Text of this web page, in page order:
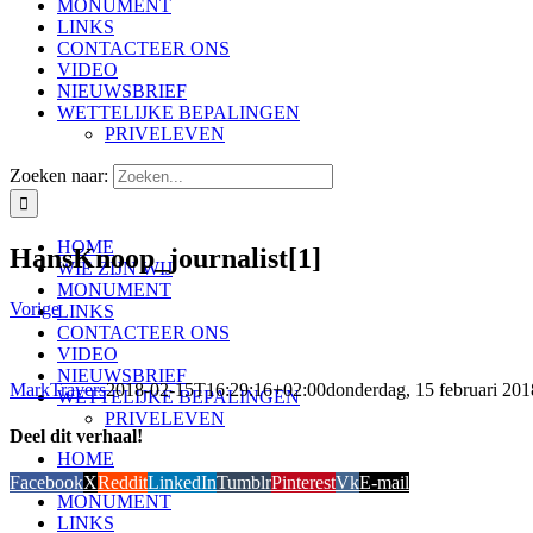
MONUMENT
LINKS
CONTACTEER ONS
VIDEO
NIEUWSBRIEF
WETTELIJKE BEPALINGEN
PRIVELEVEN
Zoeken naar:
HOME
WIE ZIJN WIJ
MONUMENT
LINKS
CONTACTEER ONS
VIDEO
NIEUWSBRIEF
WETTELIJKE BEPALINGEN
PRIVELEVEN
HOME
WIE ZIJN WIJ
MONUMENT
LINKS
HansKnoop_journalist[1]
Vorige
MarkTravers2018-02-15T16:29:16+02:00donderdag, 15 februari
Deel dit verhaal!
FacebookXRedditLinkedInTumblrPinterestVkE-mail